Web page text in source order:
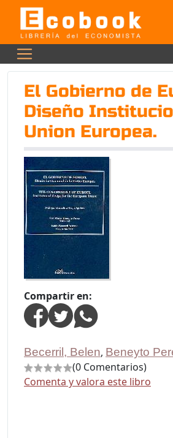
El Gobierno de
Diseño
Union Europea.
Compartir en:
Becerril, Belen, Beneyto
(0 Comentarios)
Comenta y valora este libro